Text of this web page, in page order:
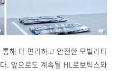
해 더 편리하고 안전한 모빌리티
. 앞으로도 계속될 HL로보틱스와